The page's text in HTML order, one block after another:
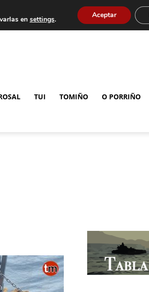
TUI TOMIÑO O PORRIÑO
en settings. Aceptar